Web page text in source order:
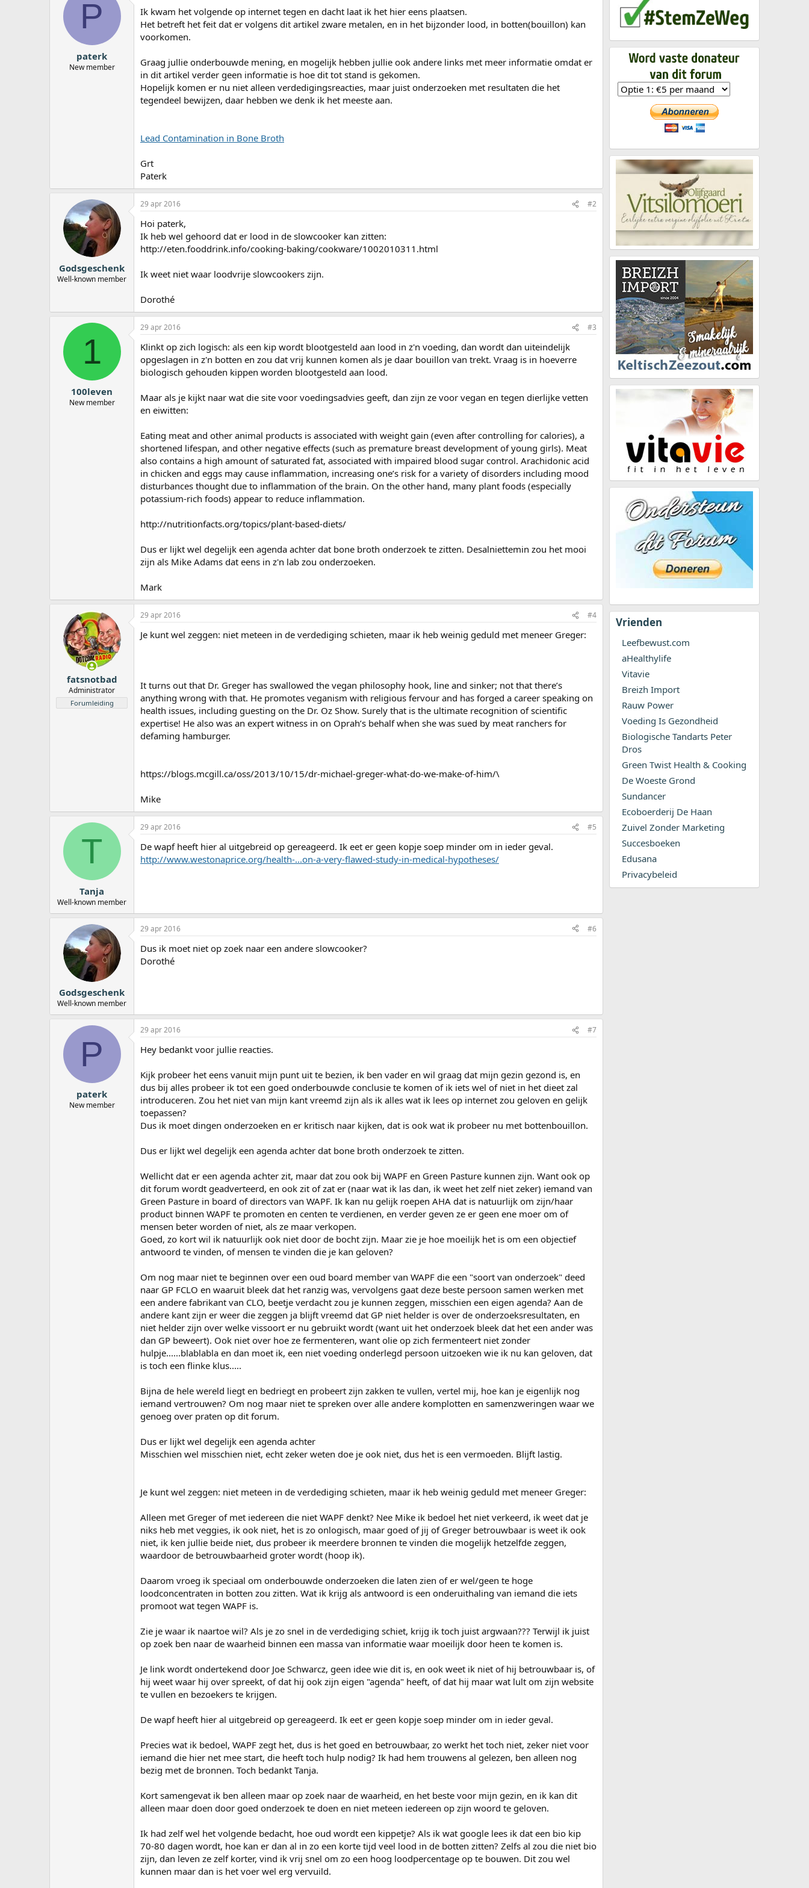
P
paterk
New member
Ik kwam het volgende op internet tegen en dacht laat ik het hier eens plaatsen.
Het betreft het feit dat er volgens dit artikel zware metalen, en in het bijzonder lood, in botten(bouillon) kan
voorkomen.
Graag jullie onderbouwde mening, en mogelijk hebben jullie ook andere links met meer informatie omdat er
in dit artikel verder geen informatie is hoe dit tot stand is gekomen.
Hopelijk komen er nu niet alleen verdedigingsreacties, maar juist onderzoeken met resultaten die het
tegendeel bewijzen, daar hebben we denk ik het meeste aan.
Lead Contamination in Bone Broth
Grt
Paterk
Godsgeschenk
Well-known member
29 apr 2016 #2
Hoi paterk,
Ik heb wel gehoord dat er lood in de slowcooker kan zitten:
http://eten.fooddrink.info/cooking-baking/cookware/1002010311.html
Ik weet niet waar loodvrije slowcookers zijn.
Dorothé
1
100leven
New member
29 apr 2016 #3
Klinkt op zich logisch: als een kip wordt blootgesteld aan lood in z'n voeding, dan wordt dan uiteindelijk
opgeslagen in z'n botten en zou dat vrij kunnen komen als je daar bouillon van trekt. Vraag is in hoeverre
biologisch gehouden kippen worden blootgesteld aan lood.
Maar als je kijkt naar wat die site voor voedingsadvies geeft, dan zijn ze voor vegan en tegen dierlijke vetten
en eiwitten:
Eating meat and other animal products is associated with weight gain (even after controlling for calories), a
shortened lifespan, and other negative effects (such as premature breast development of young girls). Meat
also contains a high amount of saturated fat, associated with impaired blood sugar control. Arachidonic acid
in chicken and eggs may cause inflammation, increasing one’s risk for a variety of disorders including mood
disturbances thought due to inflammation of the brain. On the other hand, many plant foods (especially
potassium-rich foods) appear to reduce inflammation.
http://nutritionfacts.org/topics/plant-based-diets/
Dus er lijkt wel degelijk een agenda achter dat bone broth onderzoek te zitten. Desalniettemin zou het mooi
zijn als Mike Adams dat eens in z'n lab zou onderzoeken.
Mark
fatsnotbad
Administrator
Forumleiding
29 apr 2016 #4
Je kunt wel zeggen: niet meteen in de verdediging schieten, maar ik heb weinig geduld met meneer Greger:
It turns out that Dr. Greger has swallowed the vegan philosophy hook, line and sinker; not that there’s
anything wrong with that. He promotes veganism with religious fervour and has forged a career speaking on
health issues, including guesting on the Dr. Oz Show. Surely that is the ultimate recognition of scientific
expertise! He also was an expert witness in on Oprah’s behalf when she was sued by meat ranchers for
defaming hamburger.
https://blogs.mcgill.ca/oss/2013/10/15/dr-michael-greger-what-do-we-make-of-him/\
Mike
T
Tanja
Well-known member
29 apr 2016 #5
De wapf heeft hier al uitgebreid op gereageerd. Ik eet er geen kopje soep minder om in ieder geval.
http://www.westonaprice.org/health-...on-a-very-flawed-study-in-medical-hypotheses/
Godsgeschenk
Well-known member
29 apr 2016 #6
Dus ik moet niet op zoek naar een andere slowcooker?
Dorothé
P
paterk
New member
29 apr 2016 #7
Hey bedankt voor jullie reacties.
Kijk probeer het eens vanuit mijn punt uit te bezien, ik ben vader en wil graag dat mijn gezin gezond is, en
dus bij alles probeer ik tot een goed onderbouwde conclusie te komen of ik iets wel of niet in het dieet zal
introduceren. Zou het niet van mijn kant vreemd zijn als ik alles wat ik lees op internet zou geloven en gelijk
toepassen?
Dus ik moet dingen onderzoeken en er kritisch naar kijken, dat is ook wat ik probeer nu met bottenbouillon.
Dus er lijkt wel degelijk een agenda achter dat bone broth onderzoek te zitten.
Wellicht dat er een agenda achter zit, maar dat zou ook bij WAPF en Green Pasture kunnen zijn. Want ook op
dit forum wordt geadverteerd, en ook zit of zat er (naar wat ik las dan, ik weet het zelf niet zeker) iemand van
Green Pasture in board of directors van WAPF. Ik kan nu gelijk roepen AHA dat is natuurlijk om zijn/haar
product binnen WAPF te promoten en centen te verdienen, en verder geven ze er geen ene moer om of
mensen beter worden of niet, als ze maar verkopen.
Goed, zo kort wil ik natuurlijk ook niet door de bocht zijn. Maar zie je hoe moeilijk het is om een objectief
antwoord te vinden, of mensen te vinden die je kan geloven?
Om nog maar niet te beginnen over een oud board member van WAPF die een "soort van onderzoek" deed
naar GP FCLO en waaruit bleek dat het ranzig was, vervolgens gaat deze beste persoon samen werken met
een andere fabrikant van CLO, beetje verdacht zou je kunnen zeggen, misschien een eigen agenda? Aan de
andere kant zijn er weer die zeggen ja blijft vreemd dat GP niet helder is over de onderzoeksresultaten, en
niet helder zijn over welke vissoort er nu gebruikt wordt (want uit het onderzoek bleek dat het een ander was
dan GP beweert). Ook niet over hoe ze fermenteren, want olie op zich fermenteert niet zonder
hulpje......blablabla en dan moet ik, een niet voeding onderlegd persoon uitzoeken wie ik nu kan geloven, dat
is toch een flinke klus.....
Bijna de hele wereld liegt en bedriegt en probeert zijn zakken te vullen, vertel mij, hoe kan je eigenlijk nog
iemand vertrouwen? Om nog maar niet te spreken over alle andere komplotten en samenzweringen waar we
genoeg over praten op dit forum.
Dus er lijkt wel degelijk een agenda achter
Misschien wel misschien niet, echt zeker weten doe je ook niet, dus het is een vermoeden. Blijft lastig.
Je kunt wel zeggen: niet meteen in de verdediging schieten, maar ik heb weinig geduld met meneer Greger:
Alleen met Greger of met iedereen die niet WAPF denkt? Nee Mike ik bedoel het niet verkeerd, ik weet dat je
niks heb met veggies, ik ook niet, het is zo onlogisch, maar goed of jij of Greger betrouwbaar is weet ik ook
niet, ik ken jullie beide niet, dus probeer ik meerdere bronnen te vinden die mogelijk hetzelfde zeggen,
waardoor de betrouwbaarheid groter wordt (hoop ik).
Daarom vroeg ik speciaal om onderbouwde onderzoeken die laten zien of er wel/geen te hoge
loodconcentraten in botten zou zitten. Wat ik krijg als antwoord is een onderuithaling van iemand die iets
promoot wat tegen WAPF is.
Zie je waar ik naartoe wil? Als je zo snel in de verdediging schiet, krijg ik toch juist argwaan??? Terwijl ik juist
op zoek ben naar de waarheid binnen een massa van informatie waar moeilijk door heen te komen is.
Je link wordt ondertekend door Joe Schwarcz, geen idee wie dit is, en ook weet ik niet of hij betrouwbaar is, of
hij weet waar hij over spreekt, of dat hij ook zijn eigen "agenda" heeft, of dat hij maar wat lult om zijn website
te vullen en bezoekers te krijgen.
De wapf heeft hier al uitgebreid op gereageerd. Ik eet er geen kopje soep minder om in ieder geval.
Precies wat ik bedoel, WAPF zegt het, dus is het goed en betrouwbaar, zo werkt het toch niet, zeker niet voor
iemand die hier net mee start, die heeft toch hulp nodig? Ik had hem trouwens al gelezen, ben alleen nog
bezig met de bronnen. Toch bedankt Tanja.
Kort samengevat ik ben alleen maar op zoek naar de waarheid, en het beste voor mijn gezin, en ik kan dit
alleen maar doen door goed onderzoek te doen en niet meteen iedereen op zijn woord te geloven.
Ik had zelf wel het volgende bedacht, hoe oud wordt een kippetje? Als ik wat google lees ik dat een bio kip
70-80 dagen wordt, hoe kan er dan al in zo een korte tijd veel lood in de botten zitten? Zelfs al zou die niet bio
zijn, dan leven ze zelf korter, vind ik vrij snel om zo een hoog loodpercentage op te bouwen. Dit zou wel
kunnen maar dan is het voer wel erg vervuild.
Vrienden
Leefbewust.com
aHealthylife
Vitavie
Breizh Import
Rauw Power
Voeding Is Gezondheid
Biologische Tandarts Peter
Dros
Green Twist Health & Cooking
De Woeste Grond
Sundancer
Ecoboerderij De Haan
Zuivel Zonder Marketing
Succesboeken
Edusana
Privacybeleid